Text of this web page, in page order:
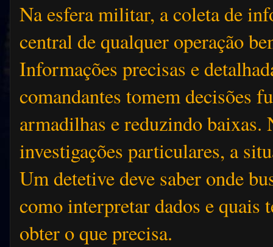
Na esfera militar, a coleta de
central de qualquer operação
Informações precisas e
comandantes tomem decisões
armadilhas e reduzindo baixas.
investigações particulares, a
Um detetive deve saber onde
como interpretar dados e quais
obter o que precisa.